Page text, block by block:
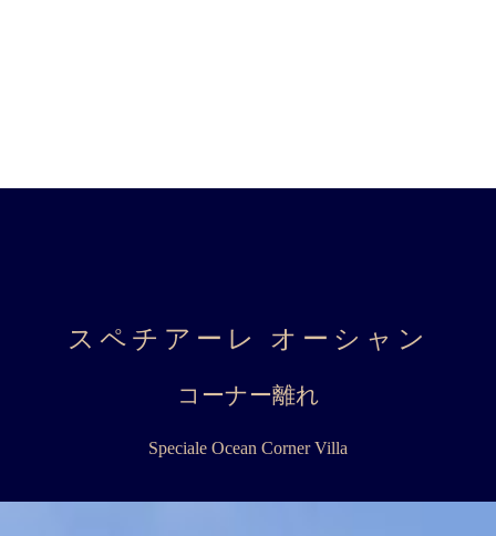
スペチアーレ オーシャン
コーナー離れ
Speciale Ocean Corner Villa